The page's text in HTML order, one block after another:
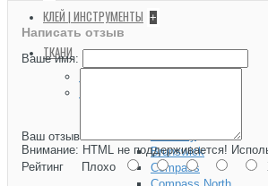
КЛЕЙ | ИНСТРУМЕНТЫ +
ТКАНИ
Brunswick
Compass
Написать отзыв
Ваше имя:
Ваш отзыв
Внимание: HTML не поддерживается!
Рейтинг Плохо